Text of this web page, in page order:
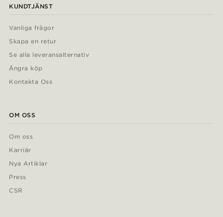
KUNDTJÄNST
Vanliga frågor
Skapa en retur
Se alla leveransalternativ
Ångra köp
Kontakta Oss
OM OSS
Om oss
Karriär
Nya Artiklar
Press
CSR